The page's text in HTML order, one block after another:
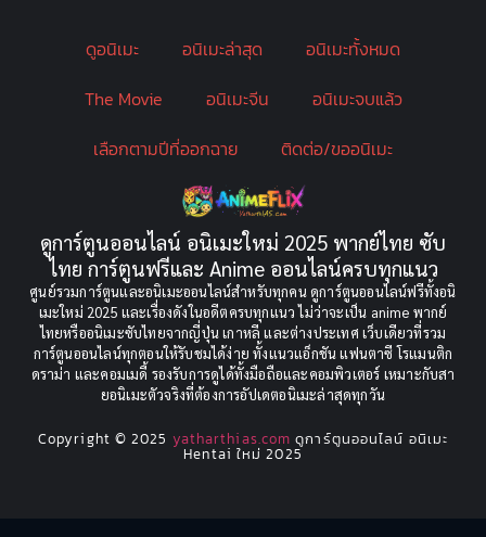
boys love
Censored (เซ็นเซอร์) (19)
CG Animation (2)
Childhood(1)
Comedy (ตลก)(349)
Comedy ตลก(85)
Comic Book การ์ตูน(1)
Coming of Age(2)
Coming of Age ก้าวพ้นวัย(7)
ดูอนิเมะ อนิเมะล่าสุด
อนิเมะทั้งหมด
The Movie
อนิเมะจีน
อนิเมะจบแล้ว
เลือกตามปีที่ออกฉาย
ติดต่อ/ขออนิเมะ
ดูการ์ตูนออนไลน์ อนิเมะใหม่ 2025 พากย์ไทย ซับ
ไทย การ์ตูนฟรีและ Anime ออนไลน์ครบทุกแนว
ศูนย์รวมการ์ตูนและอนิเมะออนไลน์สำหรับทุกคน ดูการ์ตูนออนไลน์ฟรีทั้งอนิ
เมะใหม่ 2025 และเรื่องดังในอดีตครบทุกแนว ไม่ว่าจะเป็น anime พากย์
ไทยหรืออนิเมะซับไทยจากญี่ปุ่น เกาหลี และต่างประเทศ เว็บเดียวที่รวม
การ์ตูนออนไลน์ทุกตอนให้รับชมได้ง่าย ทั้งแนวแอ็กชัน แฟนตาซี โรแมนติก
ดราม่า และคอมเมดี้ รองรับการดูได้ทั้งมือถือและคอมพิวเตอร์ เหมาะกับสา
ยอนิเมะตัวจริงที่ต้องการอัปเดตอนิเมะล่าสุดทุกวัน
Copyright © 2025 yatharthias.com ดูการ์ตูนออนไลน์ อนิเมะ
Hentai ใหม่ 2025